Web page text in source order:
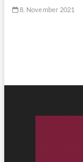
8. November 2021